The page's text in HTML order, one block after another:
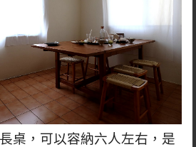
桌，可以容納六人左右，是